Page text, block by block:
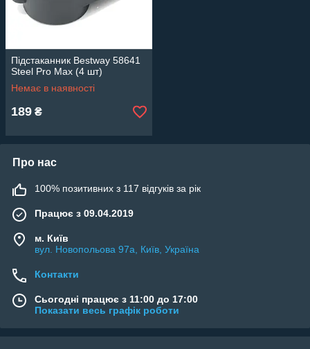
Підстаканник Bestway 58641
Steel Pro Max (4 шт)
Немає в наявності
189 ₴
Про нас
100% позитивних з 117 відгуків за рік
Працює з 09.04.2019
м. Київ
вул. Новопольова 97а, Київ, Україна
Контакти
Сьогодні працює з 11:00 до 17:00
Показати весь графік роботи